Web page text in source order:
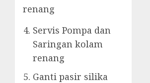
renang
Servis Pompa dan
Saringan kolam
renang
Ganti pasir silika